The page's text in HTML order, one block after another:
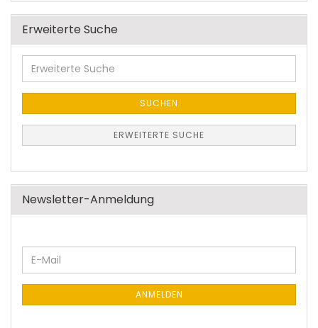
Erweiterte Suche
Erweiterte
Suche
SUCHEN
ERWEITERTE SUCHE
Newsletter-Anmeldung
WEITER
ZUR
NEWSLETTER-
E-
Mail
ANMELDEN